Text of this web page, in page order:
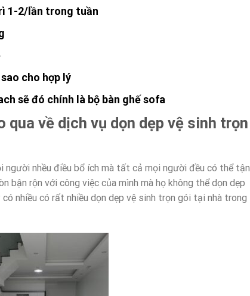
1-2/lần trong tuần
cho hợp lý
sẽ đó chính là bộ bàn ghế sofa
qua về dịch vụ dọn dẹp vệ sinh trọn
nhều điều bổ ích mà tất cả mọi người đều có thể tận
bận rộn với công việc của mình mà họ không thể dọn dẹp
nhiều có rất nhiều dọn dẹp vệ sinh trọn gói tại nhà trong